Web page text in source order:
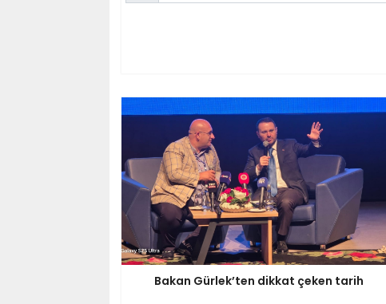
Bakan Gürlek’ten dikkat çeken tarih